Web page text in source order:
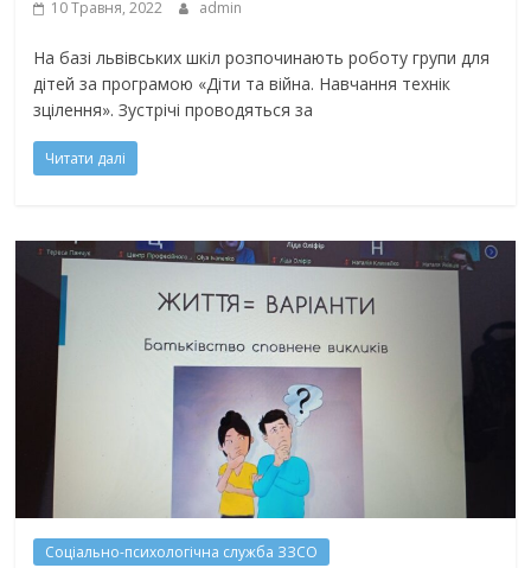
10 Травня, 2022 admin
На базі львівських шкіл розпочинають роботу групи для
дітей за програмою «Діти та війна. Навчання технік
зцілення». Зустрічі проводяться за
Читати далі
Соціально-психологічна служба ЗЗСО